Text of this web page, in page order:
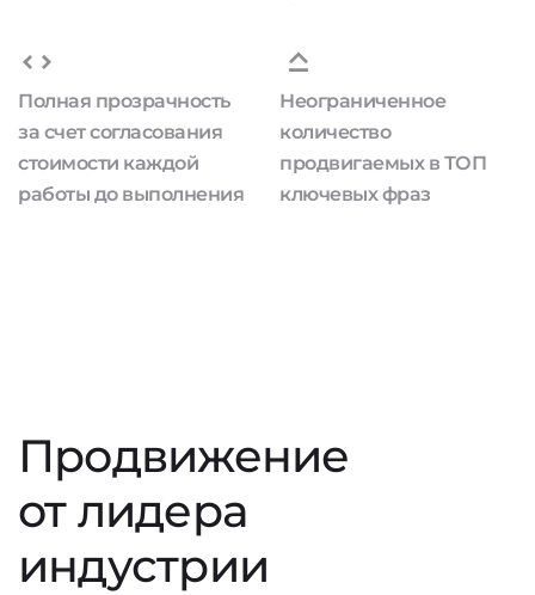
Полная прозрачность
за счет согласования
стоимости каждой
работы до выполнения
Неограниченное
количество
продвигаемых в ТОП
ключевых фраз
Продвижение
от лидера
индустрии